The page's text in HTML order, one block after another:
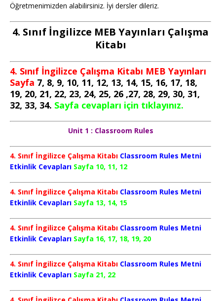
Öğretmenimizden alabilirsiniz. İyi dersler dileriz.
4. Sınıf İngilizce MEB Yayınları Çalışma
Kitabı
4. Sınıf İngilizce Çalışma Kitabı MEB Yayınları
Sayfa 7, 8, 9, 10, 11, 12, 13, 14, 15, 16, 17, 18,
19, 20, 21, 22, 23, 24, 25, 26 ,27, 28, 29, 30, 31,
32, 33, 34. Sayfa cevapları için tıklayınız.
Unit 1 : Classroom Rules
4. Sınıf İngilizce Çalışma Kitabı Classroom Rules Metni
Etkinlik Cevapları Sayfa 10, 11, 12
4. Sınıf İngilizce Çalışma Kitabı Classroom Rules Metni
Etkinlik Cevapları Sayfa 13, 14, 15
4. Sınıf İngilizce Çalışma Kitabı Classroom Rules Metni
Etkinlik Cevapları Sayfa 16, 17, 18, 19, 20
4. Sınıf İngilizce Çalışma Kitabı Classroom Rules Metni
Etkinlik Cevapları Sayfa 21, 22